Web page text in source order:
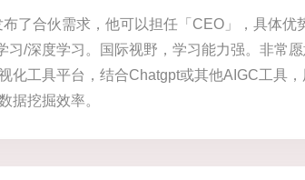
了合伙需求，他可以担任「CEO」，具体优
习/深度学习。国际视野，学习能力强。非常
化工具平台，结合Chatgpt或其他AIGC工具
据挖掘效率。